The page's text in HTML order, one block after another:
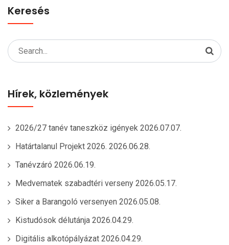
Keresés
Search
for:
Hírek, közlemények
2026/27 tanév taneszköz igények 2026.07.07.
Határtalanul Projekt 2026. 2026.06.28.
Tanévzáró 2026.06.19.
Medvematek szabadtéri verseny 2026.05.17.
Siker a Barangoló versenyen 2026.05.08.
Kistudósok délutánja 2026.04.29.
Digitális alkotópályázat 2026.04.29.